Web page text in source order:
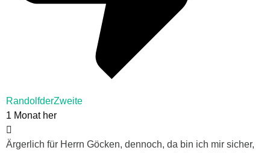
RandolfderZweite
1 Monat her
Ärgerlich für Herrn Göcken, dennoch, da bin ich mir sicher,